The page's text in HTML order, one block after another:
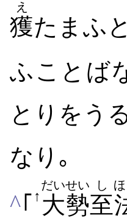
獲
え
たまふと
ふことば
とりをう
なり｡
^｢ ↑ 大
だい
勢
せい
至
し ほ